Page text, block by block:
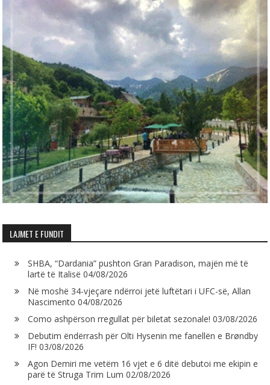
LAJMET E FUNDIT
SHBA, “Dardania” pushton Gran Paradison, majën më të
lartë të Italisë 04/08/2026
Në moshë 34-vjeçare ndërroi jetë luftëtari i UFC-së, Allan
Nascimento 04/08/2026
Como ashpërson rregullat për biletat sezonale! 03/08/2026
Debutim ëndërrash për Olti Hysenin me fanellën e Brøndby
IF! 03/08/2026
Agon Demiri me vetëm 16 vjet e 6 ditë debutoi me ekipin e
parë të Struga Trim Lum 02/08/2026